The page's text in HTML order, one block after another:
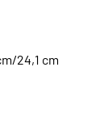
24,1 cm